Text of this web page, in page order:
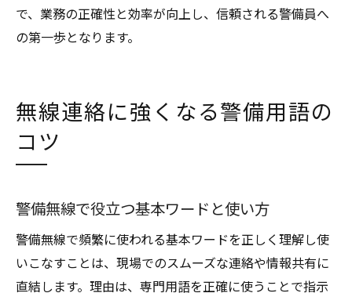
で、業務の正確性と効率が向上し、信頼される警備員へ
の第一歩となります。
無線連絡に強くなる警備用語の
コツ
警備無線で役立つ基本ワードと使い方
警備無線で頻繁に使われる基本ワードを正しく理解し使
いこなすことは、現場でのスムーズな連絡や情報共有に
直結します。理由は、専門用語を正確に使うことで指示